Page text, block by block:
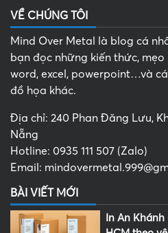
VỀ CHÚNG TÔI
Mind Over Metal là blog cá
bạn đọc những kiến thức,
word, excel, powerpoint…và
đồ họa khác.
Địa chỉ: 240 Phan Đăng Lưu,
Nẵng
Hotline: 0935 111 507 (Zalo)
Email:
BÀI VIẾT MỚI
In An